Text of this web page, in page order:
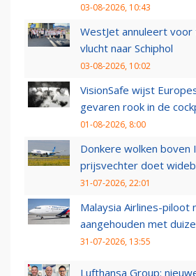
03-08-2026, 10:43
WestJet annuleert
vlucht naar Schiphol
03-08-2026, 10:02
VisionSafe wijst
gevaren rook in de
01-08-2026, 8:00
Donkere wolken boven
prijsvechter doet
31-07-2026, 22:01
Malaysia Airlines-piloot
aangehouden met
31-07-2026, 13:55
Lufthansa Group: